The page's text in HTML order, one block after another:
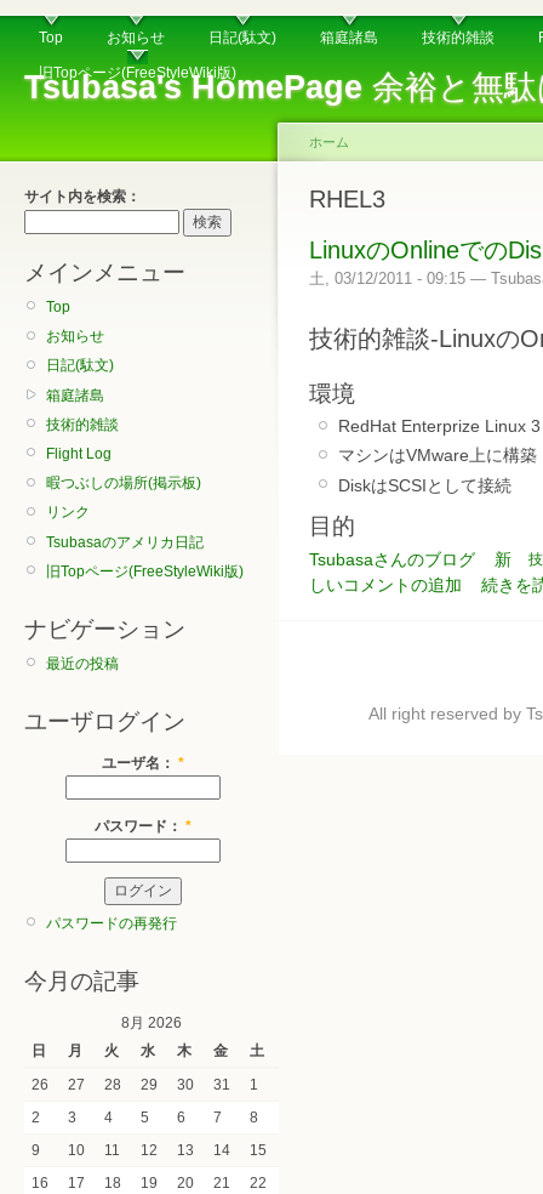
Tsubasa's HomePage余裕と無駄
Top お知らせ 日記(駄文) 箱庭諸島 技術的雑談
旧Topページ(FreeStyleWiki版)
サイト内を検索：
メインメニュー
Top
お知らせ
日記(駄文)
箱庭諸島
技術的雑談
Flight Log
暇つぶしの場所(掲示板)
リンク
Tsubasaのアメリカ日記
旧Topページ(FreeStyleWiki版)
ナビゲーション
最近の投稿
ユーザログイン
ユーザ名： *
パスワード： *
パスワードの再発行
今月の記事
8月 2026
日
月 火 水 木 金
土
26
27 28 29 30 31
1
2
3 4 5 6 7
8
9
10 11 12 13 14
15
16
17 18 19 20 21
22
ホーム
RHEL3
LinuxのOnlineでの
土, 03/12/2011 - 09:15 —
技術的雑談-Linuxの
環境
RedHat Enterprize Linux
マシンはVMware上に構築
DiskはSCSIとして接続
目的
Tsubasaさんのブログ
新
しいコメントの追加
続きを
All right reserved by